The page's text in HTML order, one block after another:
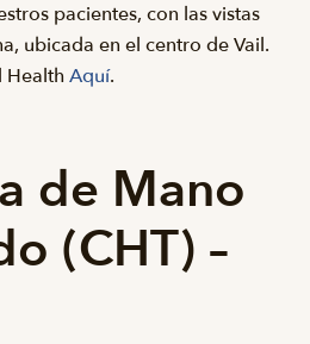
pacientes, con las vistas
ubicada en el centro de Vail.
Health Aquí.
de Mano
(CHT) –